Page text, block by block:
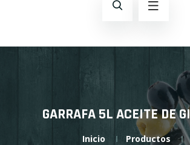
GARRAFA 5L ACEITE DE
Inicio Productos